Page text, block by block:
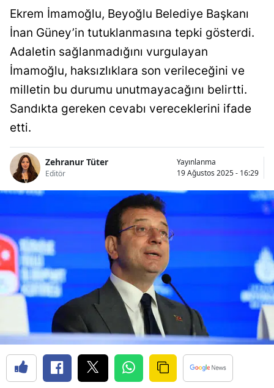
Ekrem İmamoğlu, Beyoğlu Belediye Başkanı
İnan Güney’in tutuklanmasına tepki gösterdi.
Adaletin sağlanmadığını vurgulayan
İmamoğlu, haksızlıklara son verileceğini ve
milletin bu durumu unutmayacağını belirtti.
Sandıkta gereken cevabı vereceklerini ifade
etti.
Zehranur Tüter
Editör
Yayınlanma
19 Ağustos 2025 - 16:29